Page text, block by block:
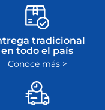
tradicional
en todo el país
Conoce más >